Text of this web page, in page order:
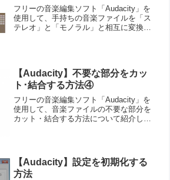
フリーの音楽編集ソフト「Audacity」を
使用して、手持ちの音楽ファイルを「ス
テレオ」と「モノラル」と相互に変換す
【Audacity】不要な部分をカッ
ト･結合する方法④
フリーの音楽編集ソフト「Audacity」を
使用して、音楽ファイルの不要な部分を
カット・結合する方法について紹介しま
定まず、選択...
【Audacity】設定を初期化する
方法